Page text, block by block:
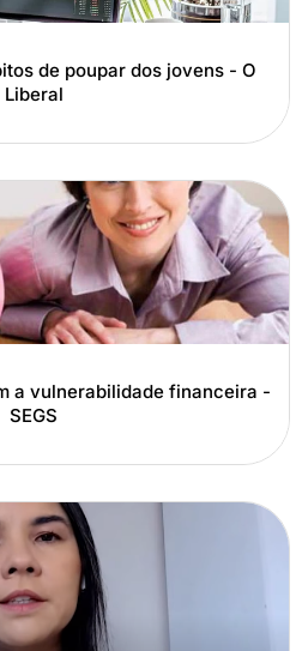
de poupar dos jovens - O
Liberal
a vulnerabilidade financeira -
SEGS